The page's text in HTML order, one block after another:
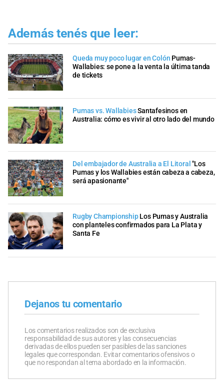
Además tenés que leer:
Queda muy poco lugar en Colón Pumas-
Wallabies: se pone a la venta la última tanda
de tickets
Pumas vs. WallabiesSantafesinos en
Australia: cómo es vivir al otro lado del mundo
Del embajador de Australia a El Litoral "Los
Pumas y los Wallabies están cabeza a cabeza,
será apasionante"
Rugby ChampionshipLos Pumas y Australia
con planteles confirmados para La Plata y
Santa Fe
Dejanos tu comentario
Los comentarios realizados son de exclusiva
responsabilidad de sus autores y las consecuencias
derivadas de ellos pueden ser pasibles de las sanciones
legales que correspondan. Evitar comentarios ofensivos o
que no respondan al tema abordado en la información.